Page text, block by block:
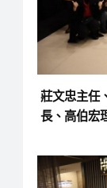
莊文忠主任
長、高伯宏